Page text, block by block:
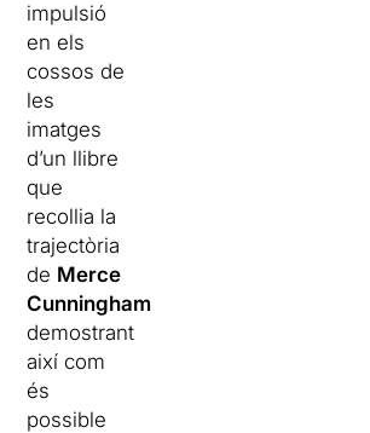
impulsió
en els
cossos de
les
imatges
d’un llibre
que
recollia la
trajectòria
de Merce
Cunningham
demostrant
així com
és
possible